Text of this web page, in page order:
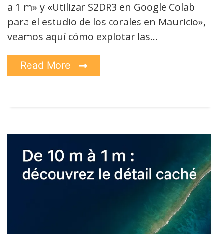
a 1 m» y «Utilizar S2DR3 en Google Colab
para el estudio de los corales en Mauricio»,
veamos aquí cómo explotar las…
Read More